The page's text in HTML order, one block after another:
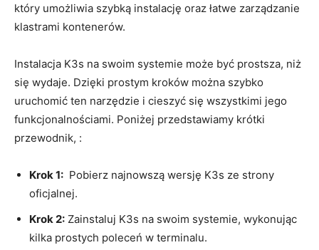
który umożliwia​ szybką instalację‍ oraz‍ łatwe ​zarządzanie
klastrami ⁤kontenerów.
Instalacja K3s na ⁣swoim systemie może być ‍prostsza, niż
się wydaje.⁤ Dzięki‍ prostym kroków można szybko
uruchomić ten narzędzie i ⁢cieszyć się ​wszystkimi jego
funkcjonalnościami. ⁤Poniżej przedstawiamy krótki
przewodnik, :
Krok 1: ⁢ Pobierz najnowszą wersję K3s⁣ ze strony
oficjalnej.
Krok ⁤2: Zainstaluj K3s na swoim systemie, ⁤wykonując
kilka prostych poleceń w terminalu.